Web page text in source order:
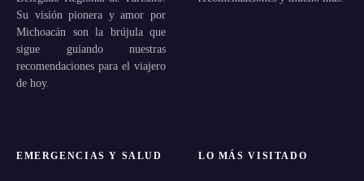
Su visión pionera y amor por
Michoacán son la brújula que
sigue guiando nuestras
recomendaciones para el viajero
de hoy.
EMERGENCIAS Y SALUD LO MÁS VISITADO